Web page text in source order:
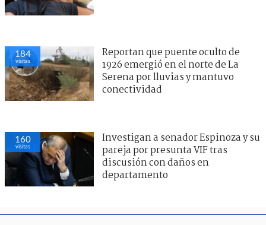
184
visitas
Reportan que puente oculto de
1926 emergió en el norte de La
Serena por lluvias y mantuvo
conectividad
160
visitas
Investigan a senador Espinoza y su
pareja por presunta VIF tras
discusión con daños en
departamento